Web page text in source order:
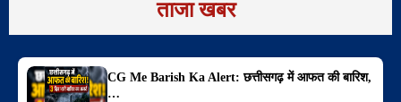
ताजा खबर
CG Me Barish Ka Alert: छत्तीसगढ़ में आफत की बारिश,
…